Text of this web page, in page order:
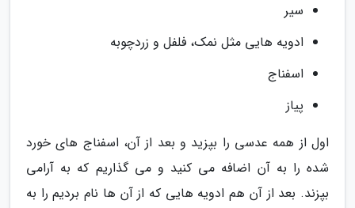
سیر
ادویه هایی مثل نمک، فلفل و زردچوبه
اسفناج
پیاز
اول از همه عدسی را بپزید و بعد از آن، اسفناج های خورد
شده را به آن اضافه می کنید و می گذاریم که به آرامی
بپزند. بعد از آن هم ادویه هایی که از آن ها نام بردیم را به